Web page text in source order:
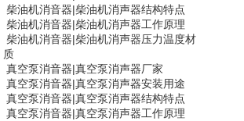
柴油机消音器|柴油机消声器结构特点
柴油机消音器|柴油机消声器工作原理
柴油机消音器|柴油机消声器压力温度材
质
真空泵消音器|真空泵消声器厂家
真空泵消音器|真空泵消声器安装用途
真空泵消音器|真空泵消声器结构特点
真空泵消音器|真空泵消声器工作原理